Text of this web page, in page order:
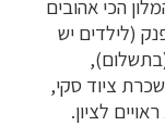
הכי אהובים
(לילדים יש
להשכרת ציוד סקי,
לציון.